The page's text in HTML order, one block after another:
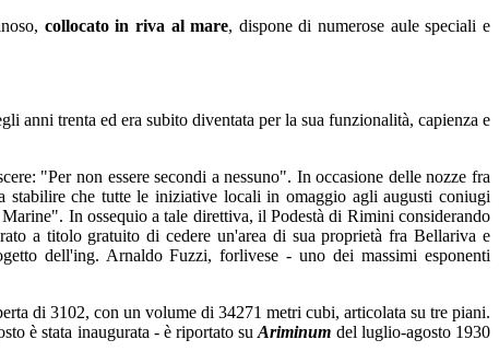
collocato in riva al mare, dispone di numerose aule speciali e
anni trenta ed era subito diventata per la sua funzionalità, capienza e
"Per non essere secondi a nessuno". In occasione delle nozze fra
stabilire che tutte le iniziative locali in omaggio agli augusti coniugi
In ossequio a tale direttiva, il Podestà di Rimini considerando
a titolo gratuito di cedere un'area di sua proprietà fra Bellariva e
dell'ing. Arnaldo Fuzzi, forlivese - uno dei massimi esponenti
di 3102, con un volume di 34271 metri cubi, articolata su tre piani.
è stata inaugurata - è riportato suAriminum del luglio-agosto 1930